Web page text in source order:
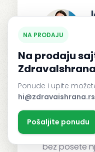
Zdrava
savete o
samo
informativni.
bez posete
NA PRODAJU
Na prodaju
Ponude i upite
hi@zdravaishrana.rs
Pošaljite ponudu